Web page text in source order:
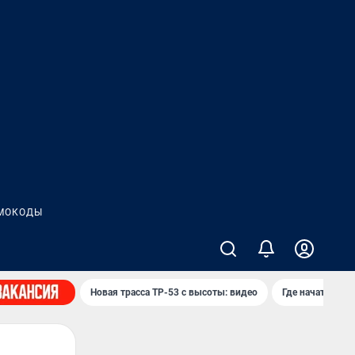
Новая трасса ТР-53 с высоты: видео Где начать